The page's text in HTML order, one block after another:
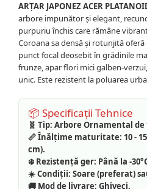
ARȚAR JAPONEZ ACER
arbore impunător și elegant,
purpuriu închis care rămâne
Coroana sa densă și rotunjită
punct focal deosebit în grădinile
frunze, apar flori mici galben-
unic. Este rezistent la poluarea
📦 Specificații Tehnice
🧬 Tip: Arbore Ornamental
📏 Înălțime maturitate: 10 -
cm).
❄️ Rezistență ger: Până la -
☀️ Condiții: Soare (preferat)
🚚 Mod de livrare: Ghiveci.